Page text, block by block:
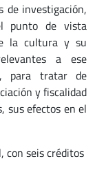
de investigación,
punto de vista
la cultura y su
a ese
para tratar de
y fiscalidad
sus efectos en el
con seis créditos